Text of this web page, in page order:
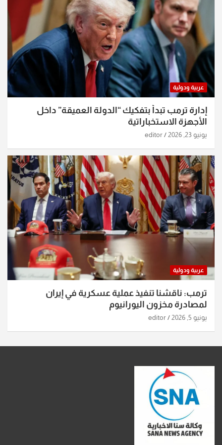
عربية ودولية
إدارة ترمب تبدأ بتفكيك “الدولة العميقة” داخل
الأجهزة الاستخباراتية
يونيو 23, 2026 editor
عربية ودولية
ترمب: ناقشنا تنفيذ عملية عسكرية في إيران
لمصادرة مخزون اليورانيوم
يونيو 5, 2026 editor